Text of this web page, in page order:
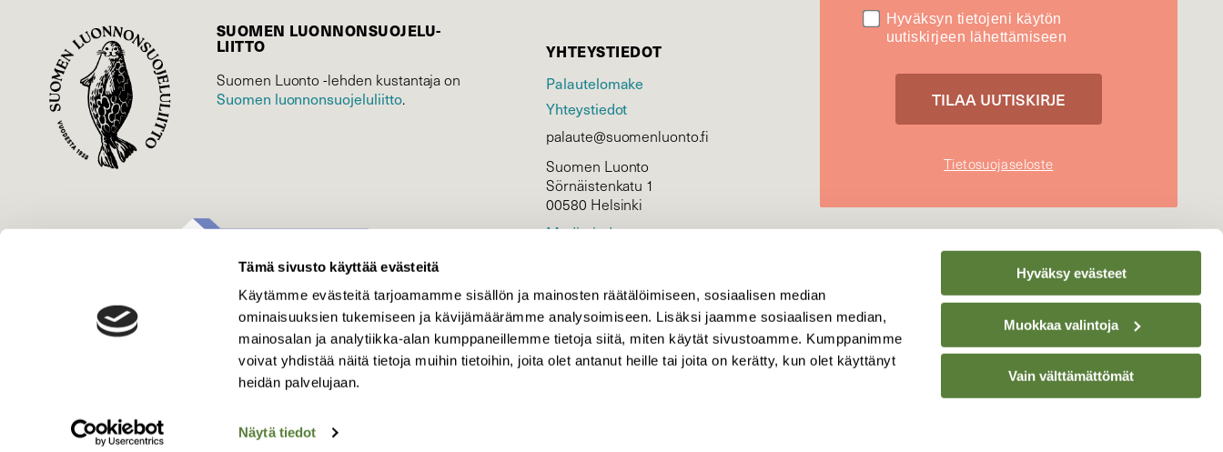
Tämä sivusto käyttää evästeitä
Käytämme evästeitä tarjoamamme sisällön ja mainosten räätälöimiseen, sosiaalisen median
ominaisuuksien tukemiseen ja kävijämäärämme analysoimiseen. Lisäksi jaamme sosiaalisen median,
mainosalan ja analytiikka-alan kumppaneillemme tietoja siitä, miten käytät sivustoamme. Kumppanimme
voivat yhdistää näitä tietoja muihin tietoihin, joita olet antanut heille tai joita on kerätty, kun olet käyttänyt
heidän palvelujaan.
Näytä tiedot
Hyväksy evästeet
Muokkaa valintoja
Vain välttämättömät
SUOMEN LUONNON­SUOJELU­
LIITTO
Suomen Luonto -lehden kustantaja on
Suomen luonnonsuojelu­liitto.
YHTEYSTIEDOT
Palautelomake
Yhteystiedot
palaute@suomenluonto.fi
Suomen Luonto
Sörnäistenkatu 1
00580 Helsinki
Mediatiedot
KIRJAUDU
Hyväksyn tietojeni käytön
uutiskirjeen lähettämiseen
Tietosuojaseloste